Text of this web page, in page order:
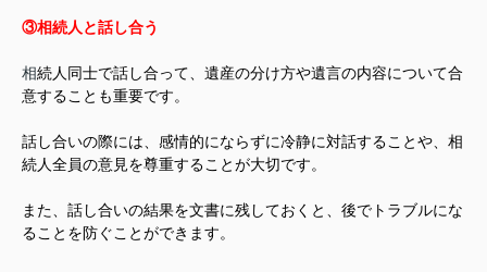
③相続人と話し合う
相続人同士で話し合って、遺産の分け方や遺言の内容について合
意することも重要です。
話し合いの際には、感情的にならずに冷静に対話することや、相
続人全員の意見を尊重することが大切です。
また、話し合いの結果を文書に残しておくと、後でトラブルにな
ることを防ぐことができます。